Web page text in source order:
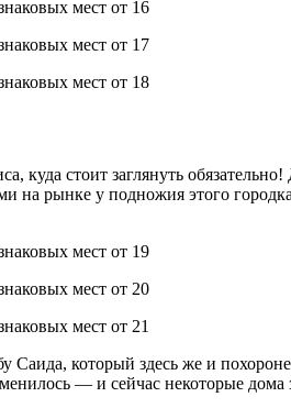
куда стоит заглянуть
на рынке у подножия этого
Саида, который здесь же и
— и сейчас некоторые